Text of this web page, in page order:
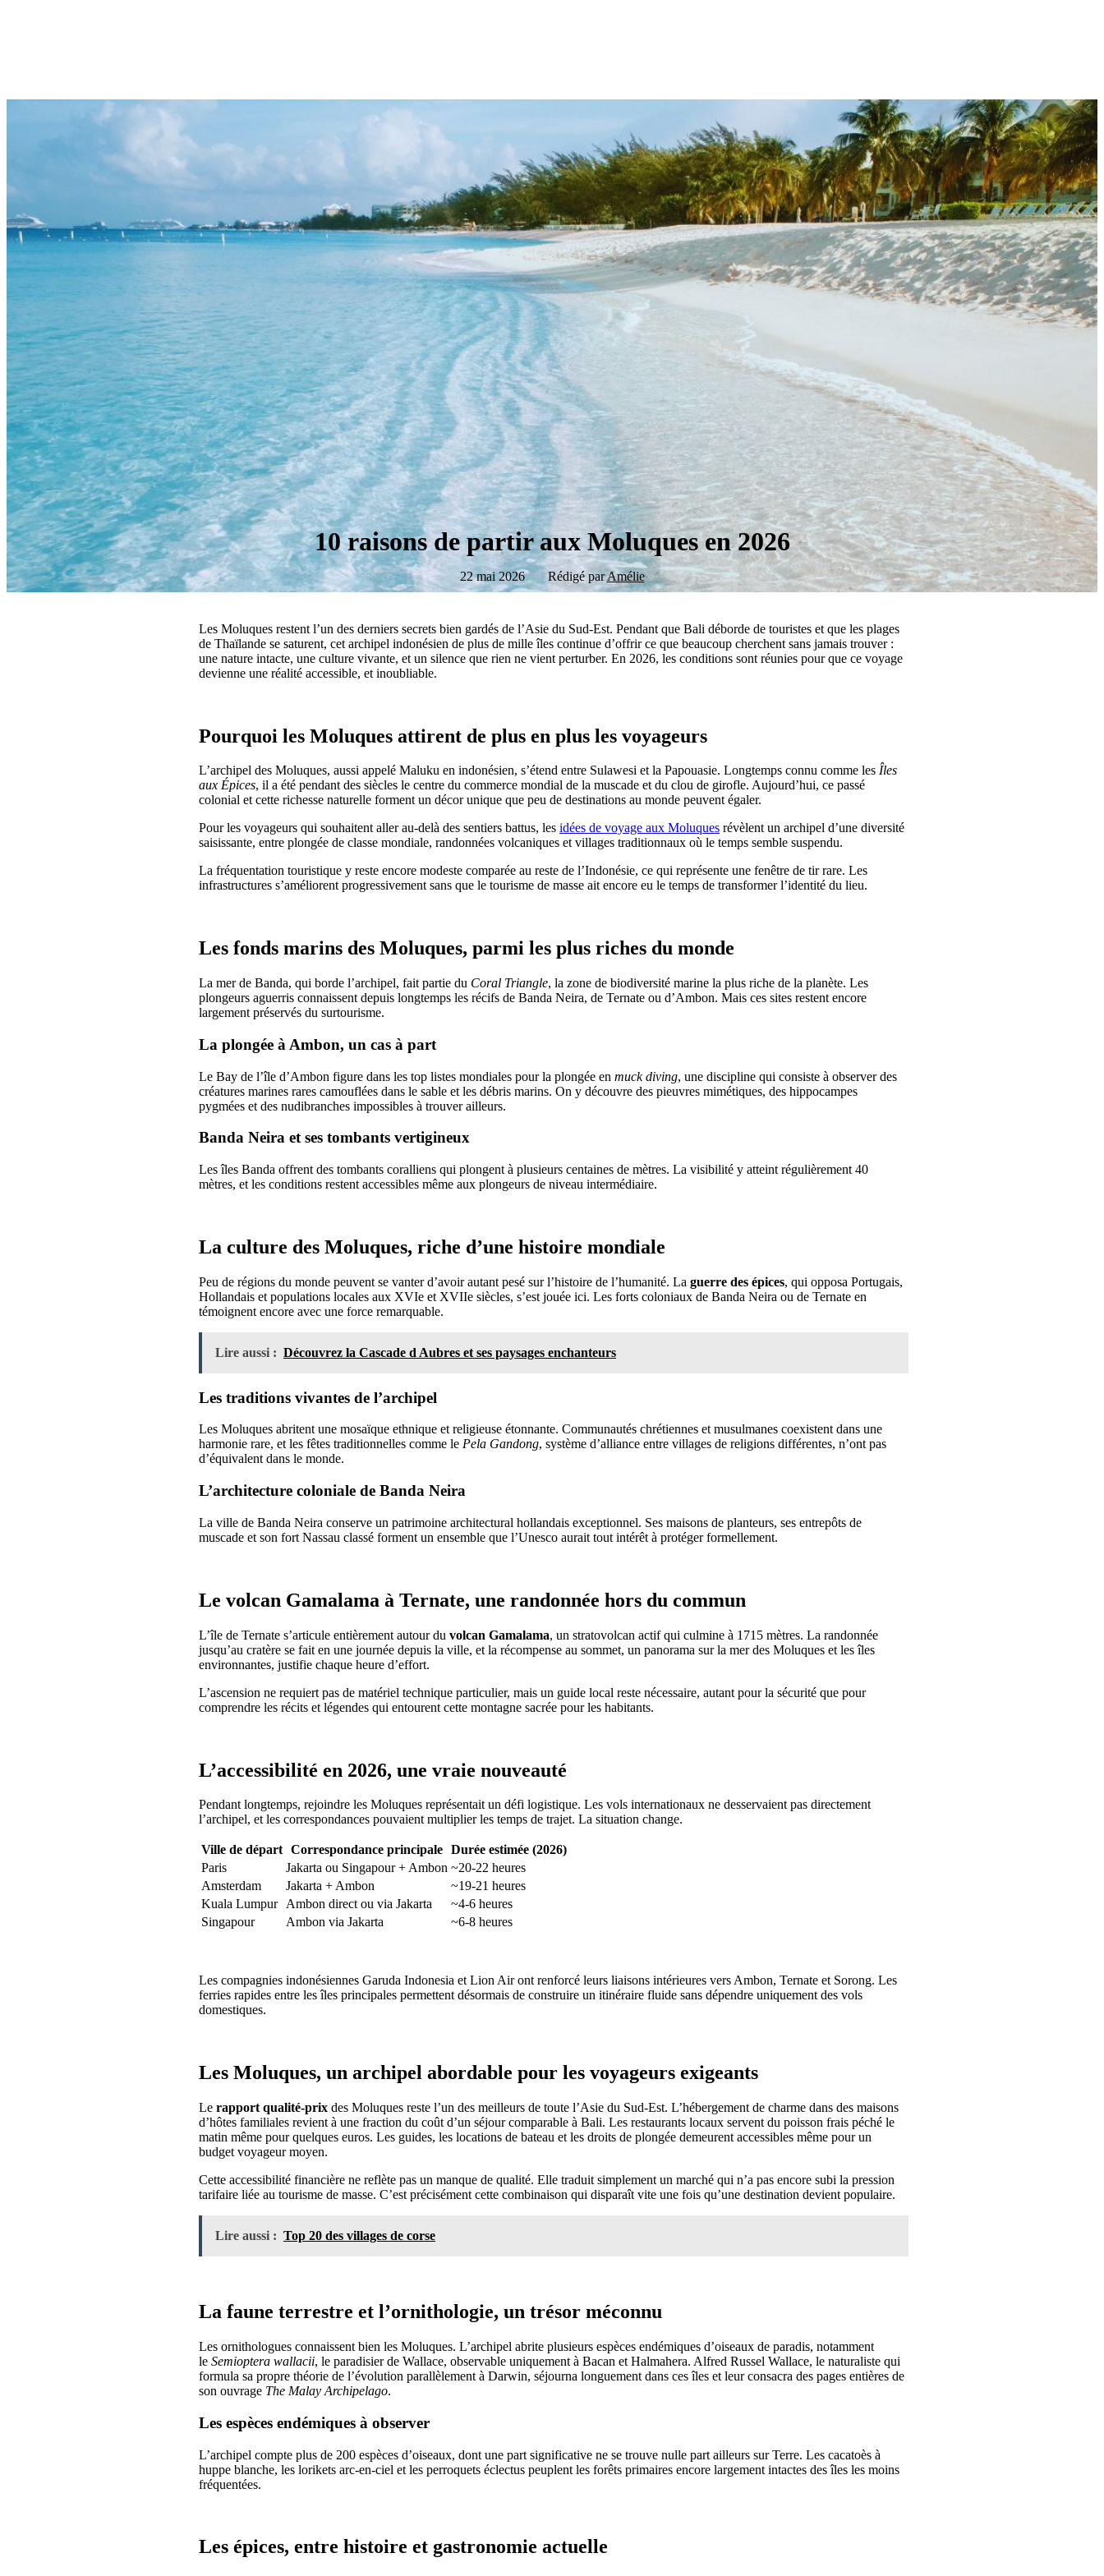
10 raisons de partir aux Moluques en 2026
22 mai 2026 Rédigé parAmélie
Les Moluques restent l’un des derniers secrets bien gardés de l’Asie du Sud-Est. Pendant que Bali déborde de touristes et que les plages
de Thaïlande se saturent, cet archipel indonésien de plus de mille îles continue d’offrir ce que beaucoup cherchent sans jamais trouver :
une nature intacte, une culture vivante, et un silence que rien ne vient perturber. En 2026, les conditions sont réunies pour que ce voyage
devienne une réalité accessible, et inoubliable.
Pourquoi les Moluques attirent de plus en plus les voyageurs
L’archipel des Moluques, aussi appelé Maluku en indonésien, s’étend entre Sulawesi et la Papouasie. Longtemps connu comme les Îles
aux Épices, il a été pendant des siècles le centre du commerce mondial de la muscade et du clou de girofle. Aujourd’hui, ce passé
colonial et cette richesse naturelle forment un décor unique que peu de destinations au monde peuvent égaler.
Pour les voyageurs qui souhaitent aller au-delà des sentiers battus, les idées de voyage aux Moluques révèlent un archipel d’une diversité
saisissante, entre plongée de classe mondiale, randonnées volcaniques et villages traditionnaux où le temps semble suspendu.
La fréquentation touristique y reste encore modeste comparée au reste de l’Indonésie, ce qui représente une fenêtre de tir rare. Les
infrastructures s’améliorent progressivement sans que le tourisme de masse ait encore eu le temps de transformer l’identité du lieu.
Les fonds marins des Moluques, parmi les plus riches du monde
La mer de Banda, qui borde l’archipel, fait partie du Coral Triangle, la zone de biodiversité marine la plus riche de la planète. Les
plongeurs aguerris connaissent depuis longtemps les récifs de Banda Neira, de Ternate ou d’Ambon. Mais ces sites restent encore
largement préservés du surtourisme.
La plongée à Ambon, un cas à part
Le Bay de l’île d’Ambon figure dans les top listes mondiales pour la plongée en muck diving, une discipline qui consiste à observer des
créatures marines rares camouflées dans le sable et les débris marins. On y découvre des pieuvres mimétiques, des hippocampes
pygmées et des nudibranches impossibles à trouver ailleurs.
Banda Neira et ses tombants vertigineux
Les îles Banda offrent des tombants coralliens qui plongent à plusieurs centaines de mètres. La visibilité y atteint régulièrement 40
mètres, et les conditions restent accessibles même aux plongeurs de niveau intermédiaire.
La culture des Moluques, riche d’une histoire mondiale
Peu de régions du monde peuvent se vanter d’avoir autant pesé sur l’histoire de l’humanité. La guerre des épices, qui opposa Portugais,
Hollandais et populations locales aux XVIe et XVIIe siècles, s’est jouée ici. Les forts coloniaux de Banda Neira ou de Ternate en
témoignent encore avec une force remarquable.
Lire aussi : Découvrez la Cascade d Aubres et ses paysages enchanteurs
Les traditions vivantes de l’archipel
Les Moluques abritent une mosaïque ethnique et religieuse étonnante. Communautés chrétiennes et musulmanes coexistent dans une
harmonie rare, et les fêtes traditionnelles comme le Pela Gandong, système d’alliance entre villages de religions différentes, n’ont pas
d’équivalent dans le monde.
L’architecture coloniale de Banda Neira
La ville de Banda Neira conserve un patrimoine architectural hollandais exceptionnel. Ses maisons de planteurs, ses entrepôts de
muscade et son fort Nassau classé forment un ensemble que l’Unesco aurait tout intérêt à protéger formellement.
Le volcan Gamalama à Ternate, une randonnée hors du commun
L’île de Ternate s’articule entièrement autour du volcan Gamalama, un stratovolcan actif qui culmine à 1715 mètres. La randonnée
jusqu’au cratère se fait en une journée depuis la ville, et la récompense au sommet, un panorama sur la mer des Moluques et les îles
environnantes, justifie chaque heure d’effort.
L’ascension ne requiert pas de matériel technique particulier, mais un guide local reste nécessaire, autant pour la sécurité que pour
comprendre les récits et légendes qui entourent cette montagne sacrée pour les habitants.
L’accessibilité en 2026, une vraie nouveauté
Pendant longtemps, rejoindre les Moluques représentait un défi logistique. Les vols internationaux ne desservaient pas directement
l’archipel, et les correspondances pouvaient multiplier les temps de trajet. La situation change.
Ville de départ Correspondance principale Durée estimée (2026)
Paris
Jakarta ou Singapour + Ambon ~20-22 heures
Amsterdam
Jakarta + Ambon
~19-21 heures
Kuala Lumpur Ambon direct ou via Jakarta
~4-6 heures
Singapour
Ambon via Jakarta ~6-8 heures
Les compagnies indonésiennes Garuda Indonesia et Lion Air ont renforcé leurs liaisons intérieures vers Ambon, Ternate et Sorong. Les
ferries rapides entre les îles principales permettent désormais de construire un itinéraire fluide sans dépendre uniquement des vols
domestiques.
Les Moluques, un archipel abordable pour les voyageurs exigeants
Le rapport qualité-prix des Moluques reste l’un des meilleurs de toute l’Asie du Sud-Est. L’hébergement de charme dans des maisons
d’hôtes familiales revient à une fraction du coût d’un séjour comparable à Bali. Les restaurants locaux servent du poisson frais péché le
matin même pour quelques euros. Les guides, les locations de bateau et les droits de plongée demeurent accessibles même pour un
budget voyageur moyen.
Cette accessibilité financière ne reflète pas un manque de qualité. Elle traduit simplement un marché qui n’a pas encore subi la pression
tarifaire liée au tourisme de masse. C’est précisément cette combinaison qui disparaît vite une fois qu’une destination devient populaire.
Lire aussi : Top 20 des villages de corse
La faune terrestre et l’ornithologie, un trésor méconnu
Les ornithologues connaissent bien les Moluques. L’archipel abrite plusieurs espèces endémiques d’oiseaux de paradis, notamment
le Semioptera wallacii, le paradisier de Wallace, observable uniquement à Bacan et Halmahera. Alfred Russel Wallace, le naturaliste qui
formula sa propre théorie de l’évolution parallèlement à Darwin, séjourna longuement dans ces îles et leur consacra des pages entières de
son ouvrage The Malay Archipelago.
Les espèces endémiques à observer
L’archipel compte plus de 200 espèces d’oiseaux, dont une part significative ne se trouve nulle part ailleurs sur Terre. Les cacatoès à
huppe blanche, les lorikets arc-en-ciel et les perroquets éclectus peuplent les forêts primaires encore largement intactes des îles les moins
fréquentées.
Les épices, entre histoire et gastronomie actuelle